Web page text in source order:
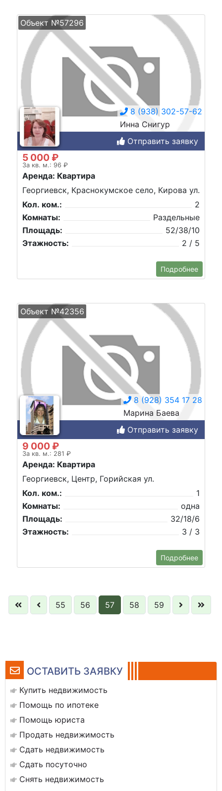
ОСТАВИТЬ ЗАЯВКУ
Купить недвижимость
Помощь по ипотеке
Помощь юриста
Продать недвижимость
Сдать недвижимость
Сдать посуточно
Снять недвижимость
Объект №57296
8 (938) 302-57-62
Инна Снигур
Отправить заявку
5 000 ₽
За кв. м.: 96 ₽
Аренда: Квартира
Георгиевск, Краснокумское село, Кирова ул.
Кол. ком.:
2
Комнаты:
Раздельные
Площадь:
52/38/10
Этажность:
2 / 5
Подробнее
Объект №42356
8 (928) 354 17 28
Марина Баева
Отправить заявку
9 000 ₽
За кв. м.: 281 ₽
Аренда: Квартира
Георгиевск, Центр, Горийская ул.
Кол. ком.:
1
Комнаты:
одна
Площадь:
32/18/6
Этажность:
3 / 3
Подробнее
55 56 57 58 59